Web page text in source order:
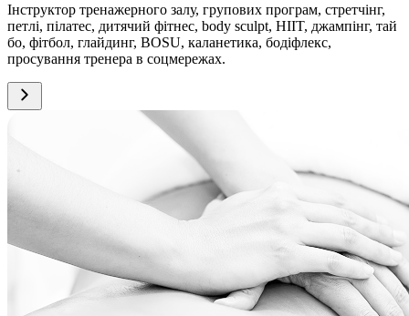
Інструктор тренажерного залу, групових програм, стретчінг,
петлі, пілатес, дитячий фітнес, body sculpt, HIIT, джампінг, тай
бо, фітбол, глайдинг, BOSU, каланетика, бодіфлекс,
просування тренера в соцмережах.